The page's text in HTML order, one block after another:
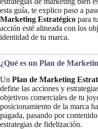
esta guía, te explico paso a
Marketing Estratégico para
acción esté alineada con los
identidad de tu marca.
¿Qué es un Plan de
Un Plan de Marketing
define las acciones y
objetivos comerciales de tu
posicionamiento de la marca
pagada, pasando por
estrategias de fidelización.